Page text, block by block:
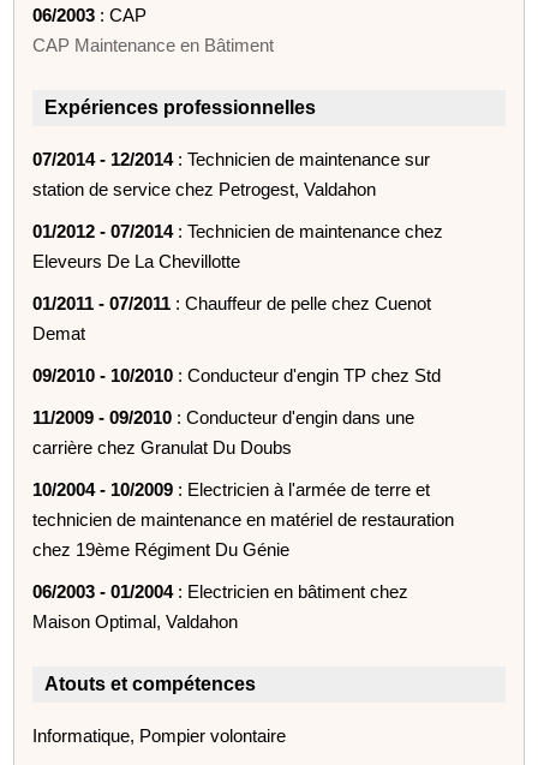
06/2003 : CAP
CAP Maintenance en Bâtiment
Expériences professionnelles
07/2014 - 12/2014: Technicien de maintenance sur
station de service chez Petrogest, Valdahon
01/2012 - 07/2014: Technicien de maintenance chez
Eleveurs De La Chevillotte
01/2011 - 07/2011 : Chauffeur de pelle chez Cuenot
Demat
09/2010 - 10/2010 : Conducteur d'engin TP chez Std
11/2009 - 09/2010 : Conducteur d'engin dans une
carrière chez Granulat Du Doubs
10/2004 - 10/2009 : Electricien à l'armée de terre et
technicien de maintenance en matériel de restauration
chez 19ème Régiment Du Génie
06/2003 - 01/2004: Electricien en bâtiment chez
Maison Optimal, Valdahon
Atouts et compétences
Informatique, Pompier volontaire